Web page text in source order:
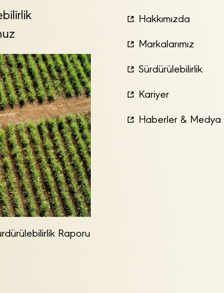
Raporu
Hakkımızda
Markalarımız
Sürdürülebilirlik
Kariyer
Haberler & Medya